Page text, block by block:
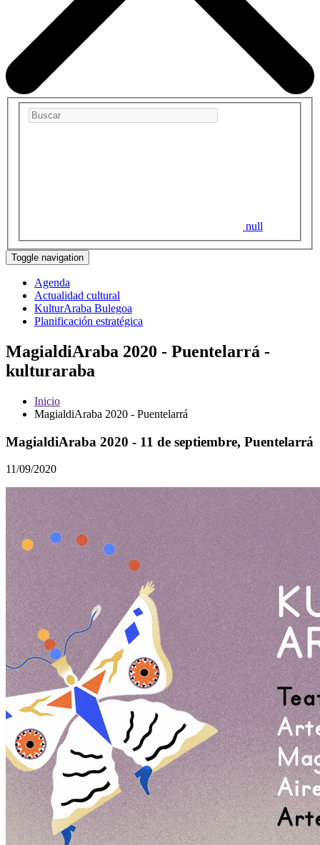
null
Toggle navigation
Agenda
Actualidad cultural
KulturAraba Bulegoa
Planificación estratégica
MagialdiAraba 2020 - Puentelarrá -
kulturaraba
Inicio
MagialdiAraba 2020 - Puentelarrá
MagialdiAraba 2020 - 11 de septiembre, Puentelarrá
11/09/2020